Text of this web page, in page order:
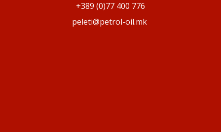
+389 (0)77 400 776
peleti@petrol-oil.mk